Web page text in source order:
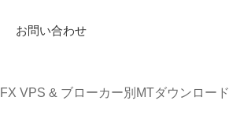
お問い合わせ
FX VPS & ブローカー別MTダウンロード